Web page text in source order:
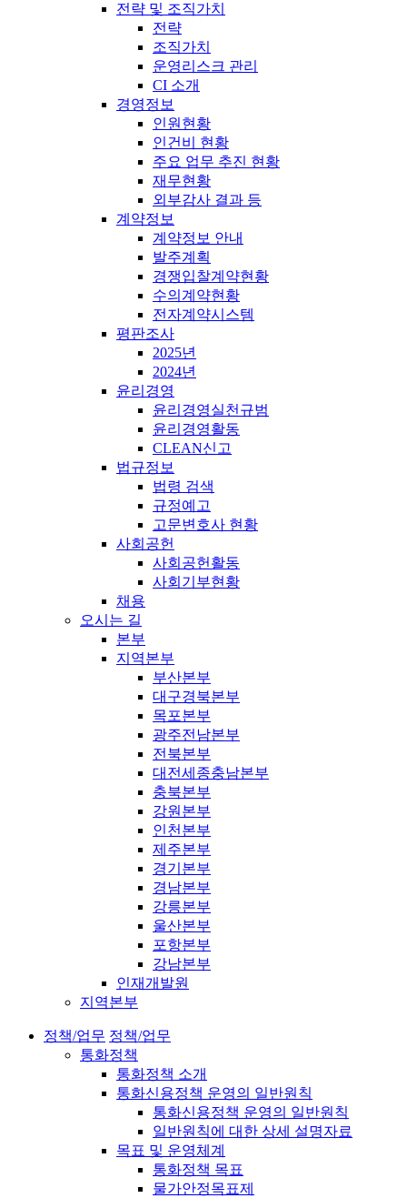
전략 및 조직가치
전략
조직가치
운영리스크 관리
CI 소개
경영정보
인원현황
인건비 현황
주요 업무 추진 현황
재무현황
외부감사 결과 등
계약정보
계약정보 안내
발주계획
경쟁입찰계약현황
수의계약현황
전자계약시스템
평판조사
2025년
2024년
윤리경영
윤리경영실천규범
윤리경영활동
CLEAN신고
법규정보
법령 검색
규정예고
고문변호사 현황
사회공헌
사회공헌활동
사회기부현황
채용
오시는 길
본부
지역본부
부산본부
대구경북본부
목포본부
광주전남본부
전북본부
대전세종충남본부
충북본부
강원본부
인천본부
제주본부
경기본부
경남본부
강릉본부
울산본부
포항본부
강남본부
인재개발원
지역본부
정책/업무 정책/업무
통화정책
통화정책 소개
통화신용정책 운영의 일반원칙
통화신용정책 운영의 일반원칙
일반원칙에 대한 상세 설명자료
목표 및 운영체계
통화정책 목표
물가안정목표제